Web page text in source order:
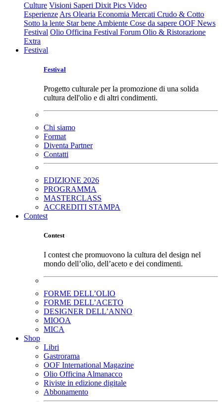
Culture Visioni Saperi Dixit Pics Video
Esperienze Ars Olearia Economia Mercati Crudo & Cotto
Sotto la lente Star bene Ambiente Cose da sapere OOF News
Festival Olio Officina Festival Forum Olio & Ristorazione
Extra
Festival
Festival
Progetto culturale per la promozione di una solida
cultura dell'olio e di altri condimenti.
Chi siamo
Format
Diventa Partner
Contatti
EDIZIONE 2026
PROGRAMMA
MASTERCLASS
ACCREDITI STAMPA
Contest
Contest
I contest che promuovono la cultura del design nel
mondo dell’olio, dell’aceto e dei condimenti.
FORME DELL’OLIO
FORME DELL’ACETO
DESIGNER DELL’ANNO
MIOOA
MICA
Shop
Libri
Gastrorama
OOF International Magazine
Olio Officina Almanacco
Riviste in edizione digitale
Abbonamento